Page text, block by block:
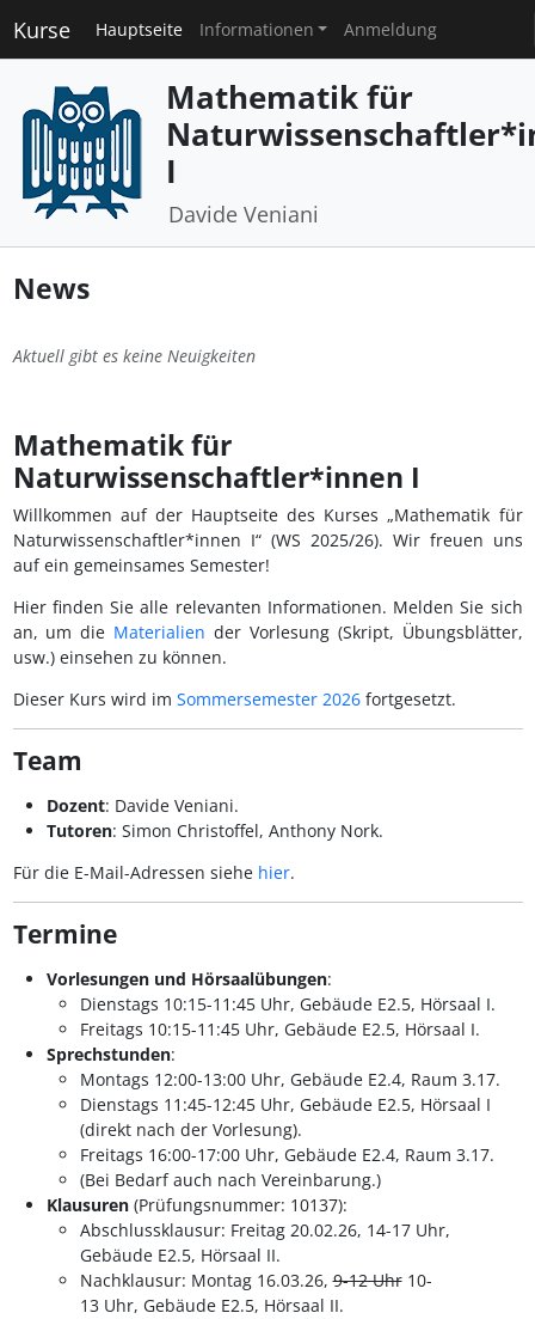
Kurse Hauptseite Informationen Anmeldung
Mathematik für
I
Davide Veniani
News
Aktuell gibt es keine Neuigkeiten
Mathematik für
Naturwissenschaftler*innen I
Willkommen auf der Hauptseite des Kurses „Mathematik für
Naturwissenschaftler*innen I“ (WS 2025/26). Wir freuen uns
auf ein gemeinsames Semester!
Hier finden Sie alle relevanten Informationen. Melden Sie sich
an, um die Materialien der Vorlesung (Skript, Übungsblätter,
usw.) einsehen zu können.
Dieser Kurs wird im Sommersemester 2026fortgesetzt.
Team
Dozent: Davide Veniani.
Tutoren: Simon Christoffel, Anthony Nork.
Für die E-Mail-Adressen siehe hier.
Termine
Vorlesungen und Hörsaalübungen:
Dienstags 10:15-11:45 Uhr, Gebäude E2.5, Hörsaal I.
Freitags 10:15-11:45 Uhr, Gebäude E2.5, Hörsaal I.
Sprechstunden:
Montags 12:00-13:00 Uhr, Gebäude E2.4, Raum 3.17.
Dienstags 11:45-12:45 Uhr, Gebäude E2.5, Hörsaal I
(direkt nach der Vorlesung).
Freitags 16:00-17:00 Uhr, Gebäude E2.4, Raum 3.17.
(Bei Bedarf auch nach Vereinbarung.)
Klausuren (Prüfungsnummer: 10137):
Abschlussklausur: Freitag 20.02.26, 14-17 Uhr,
Gebäude E2.5, Hörsaal II.
Nachklausur: Montag 16.03.26,9-12 Uhr10-
13 Uhr, Gebäude E2.5, Hörsaal II.